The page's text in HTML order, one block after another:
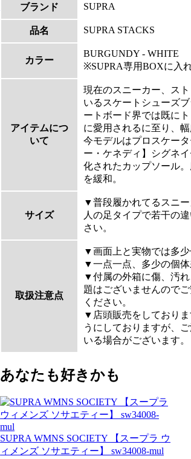
ブランド SUPRA
品名 SUPRA STACKS
カラー
BURGUNDY - WHITE
※SUPRA専用BOXに入
アイテムにつ
いて
現在のスニーカー、ス
いるスケートシューズ
ートボード界では既に
に愛用されるに至り、
今モデルはプロスケー
ー・ケネディ】シグネ
化されたカップソール
を緩和。
サイズ
▼普段履かれてるスニ
人の足タイプで若干の
さい。
取扱注意点
▼画面上と実物では多少
▼一点一点、多少の個体
▼付属の外箱に傷、汚
題はございませんので
ください。
▼店頭販売をしており
うにしておりますが、
いる場合がございます。
あなたも好きかも
SUPRA WMNS SOCIETY 【スープラ ウ
ィメンズ ソサエティー】 sw34008-mul